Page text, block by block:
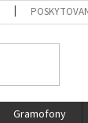
Gramofony